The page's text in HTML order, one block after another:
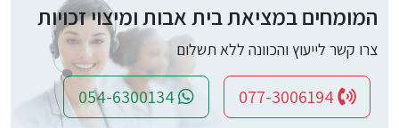
המומחים במציאת בית אבות ומיצוי זכויות
צרו קשר לייעוץ והכוונה ללא תשלום